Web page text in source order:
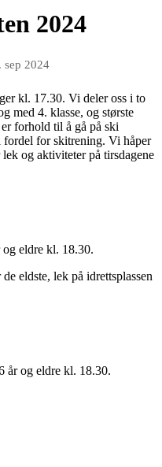
2024
sep 2024
kl. 17.30. Vi deler oss i to
med 4. klasse, og største
forhold til å gå på ski
for skitrening. Vi håper
og aktiviteter på tirsdagene
eldre kl. 18.30.
eldste, lek på idrettsplassen
år og eldre kl. 18.30.